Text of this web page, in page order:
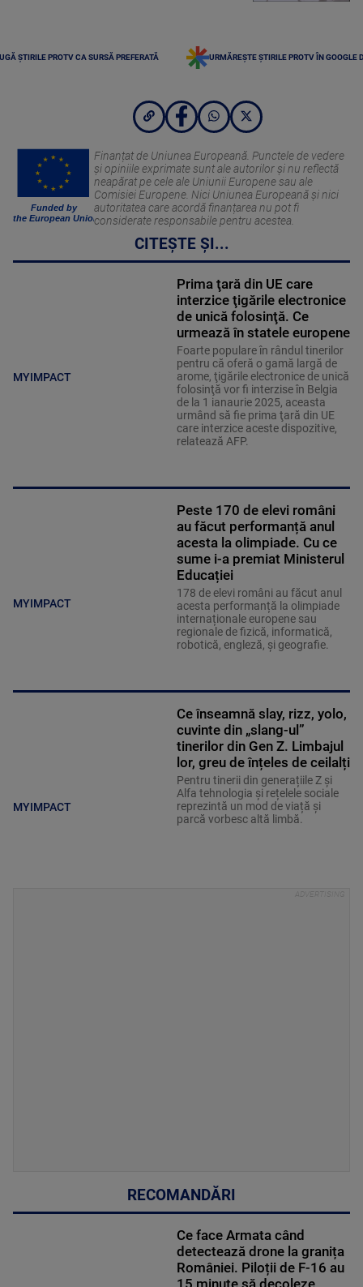
ȘTIRILE PROTV CA SURSĂ PREFERATĂ URMĂREȘTE ȘTIRILE PROTV ÎN GOOGLE
Funded by
the European Union
Finanțat de Uniunea Europeană. Punctele de vedere
și opiniile exprimate sunt ale autorilor și nu reflectă
neapărat pe cele ale Uniunii Europene sau ale
Comisiei Europene. Nici Uniunea Europeană și nici
autoritatea care acordă finanțarea nu pot fi
considerate responsabile pentru acestea.
CITEȘTE ȘI...
MYIMPACT
Prima ţară din UE care
interzice ţigările electronice
de unică folosinţă. Ce
urmează în statele europene
Foarte populare în rândul tinerilor
pentru că oferă o gamă largă de
arome, ţigările electronice de unică
folosinţă vor fi interzise în Belgia
de la 1 ianaurie 2025, aceasta
urmând să fie prima ţară din UE
care interzice aceste dispozitive,
relatează AFP.
MYIMPACT
Peste 170 de elevi români
au făcut performanță anul
acesta la olimpiade. Cu ce
sume i-a premiat Ministerul
Educației
178 de elevi români au făcut anul
acesta performanță la olimpiade
internaționale europene sau
regionale de fizică, informatică,
robotică, engleză, şi geografie.
MYIMPACT
Ce înseamnă slay, rizz, yolo,
cuvinte din „slang-ul”
tinerilor din Gen Z. Limbajul
lor, greu de înțeles de ceilalți
Pentru tinerii din generațiile Z și
Alfa tehnologia și rețelele sociale
reprezintă un mod de viață și
parcă vorbesc altă limbă.
RECOMANDĂRI
Ce face Armata când
detectează drone la granița
României. Piloții de F-16 au
15 minute să decoleze